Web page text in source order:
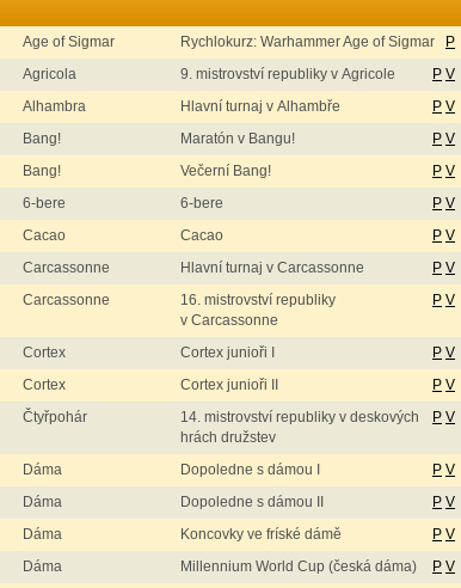
Age of Sigmar Rychlokurz: Warhammer Age of Sigmar P
Agricola 9. mistrovství republiky v Agricole P V
Alhambra Hlavní turnaj v Alhambře P V
Bang! Maratón v Bangu! P V
Bang! Večerní Bang! P V
6-bere 6-bere P V
Cacao Cacao P V
Carcassonne Hlavní turnaj v Carcassonne P V
Carcassonne
16. mistrovství republiky
v Carcassonne
P V
Cortex Cortex junioři I P V
Cortex Cortex junioři II P V
Čtyřpohár
14. mistrovství republiky v deskových
hrách družstev
P V
Dáma Dopoledne s dámou I P V
Dáma Dopoledne s dámou II P V
Dáma Koncovky ve fríské dámě P V
Dáma Millennium World Cup (česká dáma) P V